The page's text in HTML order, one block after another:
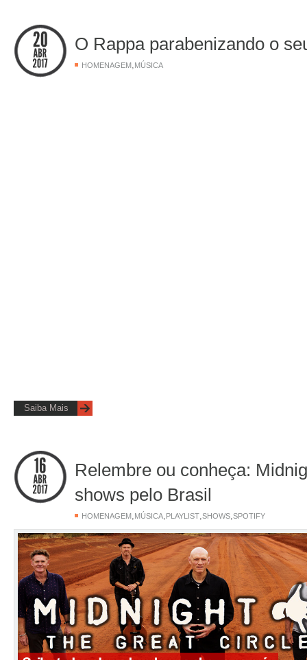
O Rappa parabenizando o
HOMENAGEM, MÚSICA
Saiba Mais
Relembre ou conheça:
shows pelo Brasil
HOMENAGEM MÚSICA PLAYLIST SHOWS SPOTIFY